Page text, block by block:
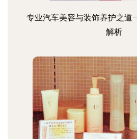
专业汽车美容与装饰养护之
解析